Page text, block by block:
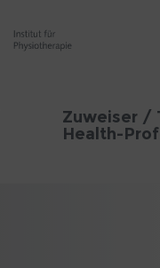
Zuweiser /
Health-